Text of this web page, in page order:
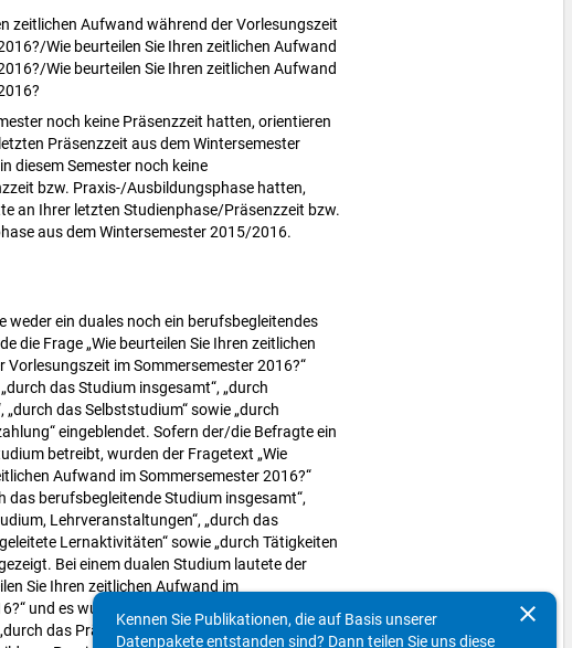
zeitlichen Aufwand während der Vorlesungszeit
Wie beurteilen Sie Ihren zeitlichen Aufwand
Wie beurteilen Sie Ihren zeitlichen Aufwand
noch keine Präsenzzeit hatten, orientieren
Präsenzzeit aus dem Wintersemester
diesem Semester noch keine
bzw. Praxis-/Ausbildungsphase hatten,
an Ihrer letzten Studienphase/Präsenzzeit bzw.
aus dem Wintersemester 2015/2016.
weder ein duales noch ein berufsbegleitendes
die Frage „Wie beurteilen Sie Ihren zeitlichen
im Sommersemester 2016?“
das Studium insgesamt“, „durch
„durch das Selbststudium“ sowie „durch
eingeblendet. Sofern der/die Befragte ein
betreibt, wurden der Fragetext „Wie
Aufwand im Sommersemester 2016?“
das berufsbegleitende Studium insgesamt“,
Lehrveranstaltungen“, „durch das
Lernaktivitäten“ sowie „durch Tätigkeiten
Bei einem dualen Studium lautete der
Sie Ihren zeitlichen Aufwand im
und es wurden die Items „durch das duale
das Präsenzstudium, Lehrveranstaltungen“,
clear
Kennen Sie Publikationen, die auf Basis unserer
Datenpakete entstanden sind? Dann teilen Sie uns diese